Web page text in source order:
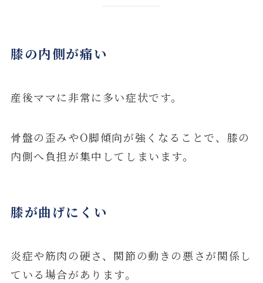
膝の内側が痛い
産後ママに非常に多い症状です。
骨盤の歪みやO脚傾向が強くなることで、膝の
内側へ負担が集中してしまいます。
膝が曲げにくい
炎症や筋肉の硬さ、関節の動きの悪さが関係し
ている場合があります。